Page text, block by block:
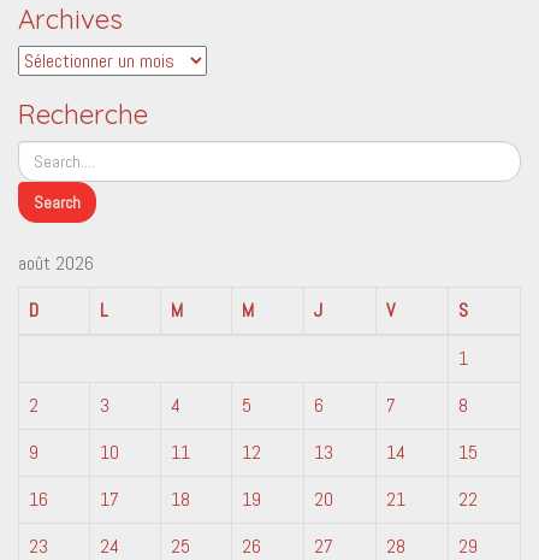
Archives
Archives
Recherche
août 2026
D
L M M J V
S
1
2
3 4 5 6 7
8
9
10 11 12 13 14
15
16
17 18 19 20 21
22
23
24 25 26 27 28
29